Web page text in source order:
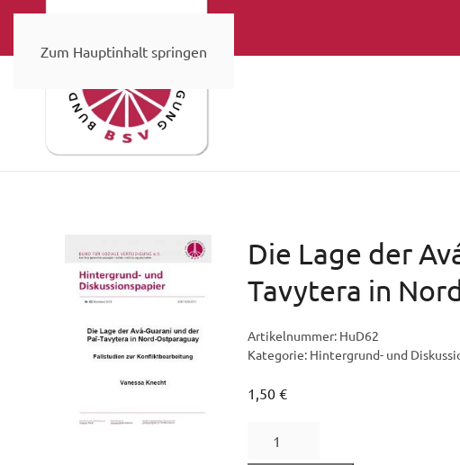
Zum Hauptinhalt springen
Die Lage der
Tavytera in
Artikelnummer: HuD62
Kategorie: Hintergrund- und
1,50€